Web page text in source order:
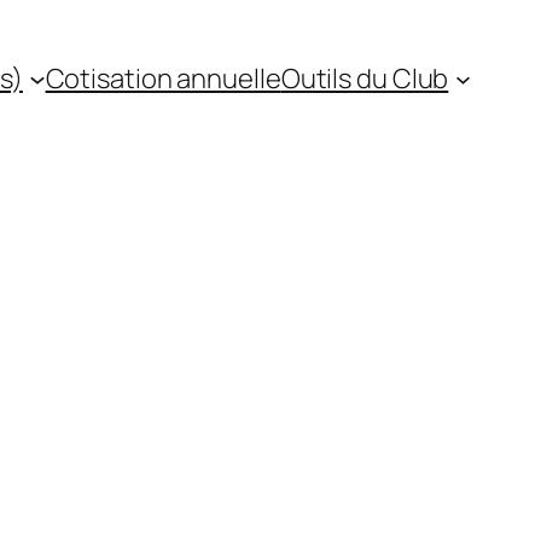
Cotisation annuelleOutils du Club